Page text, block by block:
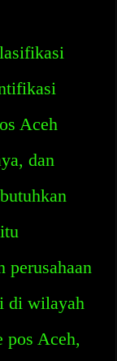
Aceh
dan
perusahaan
di wilayah
pos Aceh,